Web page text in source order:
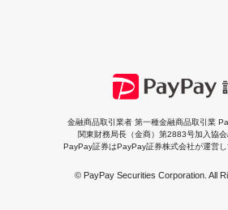
金融商品取引業者 第一種金融商品取引業
関東財務局長（金商）第2883号加入協
PayPay証券はPayPay証券株式会社が運営
© PayPay Securities Corporation. All